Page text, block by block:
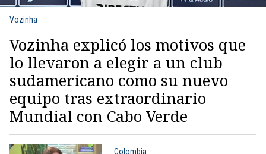
Vozinha
Vozinha explicó los motivos que
lo llevaron a elegir a un club
sudamericano como su nuevo
equipo tras extraordinario
Mundial con Cabo Verde
Colombia